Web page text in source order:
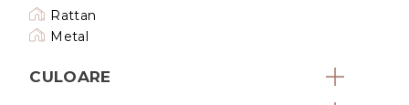
Rattan
Metal
CULOARE